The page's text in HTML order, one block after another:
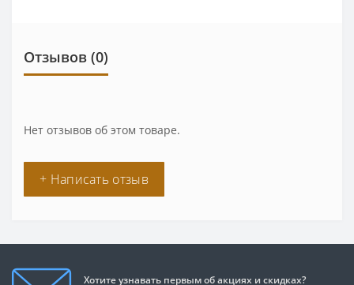
Отзывов (0)
Нет отзывов об этом товаре.
+ Написать отзыв
Хотите узнавать первым об акциях и скидках?